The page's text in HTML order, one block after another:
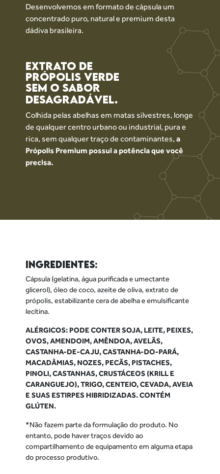
Desenvolvemos em formato de cápsula um
concentrado puro, natural e premium desta
dádiva brasileira.
EXTRATO DE
PRÓPOLIS VERDE
SEM O SABOR
DESAGRADÁVEL.
Colhida pelas abelhas em matas silvestres, longe
de qualquer centro urbano ou industrial, pura e
rica, sem qualquer traço de contaminantes, a
Própolis Premium possui a potênciaque você
precisa.
INGREDIENTES:
Cápsula (gelatina, água purificada e umectante
glicerol), óleo de coco, azeite de oliva, extrato de
própolis, estabilizante cera de abelha e emulsificante
lecitina.
ALÉRGICOS: PODE CONTER SOJA, LEITE, PEIXES,
OVOS, AMENDOIM, AMÊNDOA, AVELÃS,
CASTANHA-DE-CAJU, CASTANHA-DO-PARÁ,
MACADÂMIAS, NOZES, PECÃS, PISTACHES,
PINOLI, CASTANHAS, CRUSTÁCEOS (KRILL E
CARANGUEJO), TRIGO, CENTEIO, CEVADA, AVEIA
E SUAS ESTIRPES HIBRIDIZADAS. CONTÉM
GLÚTEN.
*Não fazem parte da formulação do produto. No
entanto, pode haver traços devido ao
compartilhamento de equipamento em alguma etapa
do processo produtivo.